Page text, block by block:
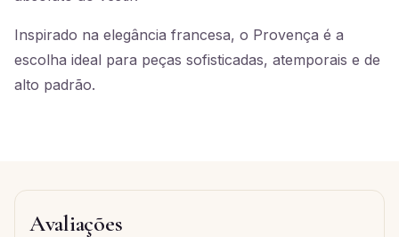
Inspirado na elegância francesa, o Provença é a
escolha ideal para peças sofisticadas, atemporais e de
alto padrão.
Avaliações